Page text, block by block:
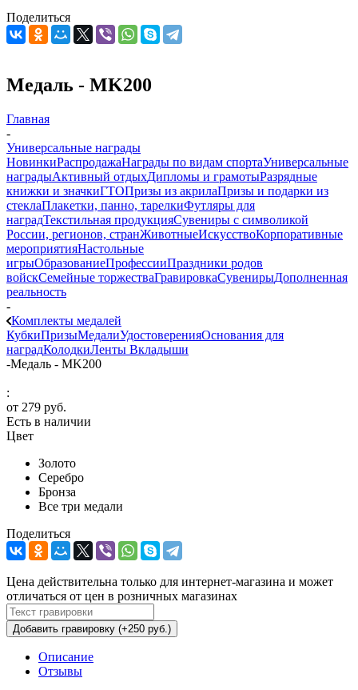
Поделиться
Медаль - MK200
Главная
-
Универсальные награды
НовинкиРаспродажаНаграды по видам спортаУниверсальные
наградыАктивный отдыхДипломы и грамотыРазрядные
книжки и значкиГТОПризы из акрилаПризы и подарки из
стеклаПлакетки, панно, тарелкиФутляры для
наградТекстильная продукцияСувениры с символикой
России, регионов, странЖивотныеИскусствоКорпоративные
мероприятияНастольные
игрыОбразованиеПрофессииПраздники родов
войскСемейные торжестваГравировкаСувенирыДополненная
реальность
-
Комплекты медалей
КубкиПризыМедалиУдостоверенияОснования для
наградКолодкиЛенты Вкладыши
-Медаль - MK200
:
от 279 руб.
Есть в наличии
Цвет
Золото
Серебро
Бронза
Все три медали
Поделиться
Цена действительна только для интернет-магазина и может
отличаться от цен в розничных магазинах
Добавить гравировку (+250 руб.)
Описание
Отзывы